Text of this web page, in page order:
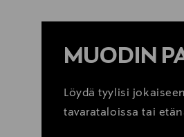
MUODIN
Löydä tyylisi
tavarataloissa tai